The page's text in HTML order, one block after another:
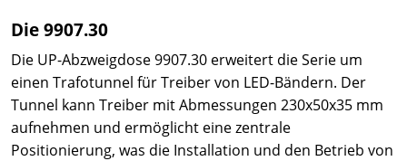
Die 9907.30
Die UP-Abzweigdose 9907.30 erweitert die Serie um
einen Trafotunnel für Treiber von LED-Bändern. Der
Tunnel kann Treiber mit Abmessungen 230x50x35 mm
aufnehmen und ermöglicht eine zentrale
Positionierung, was die Installation und den Betrieb von